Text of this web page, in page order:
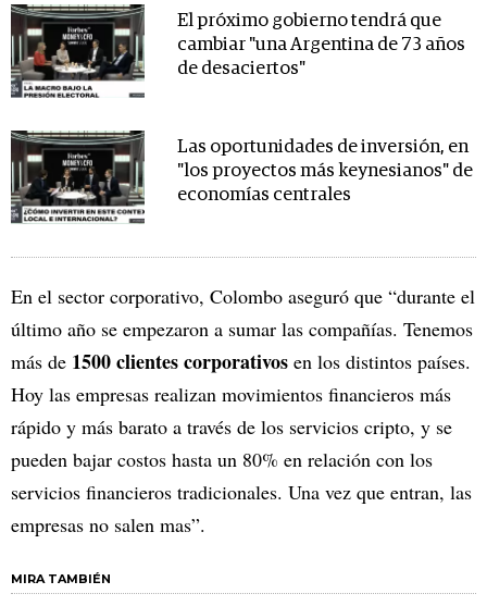
El próximo gobierno tendrá que
cambiar "una Argentina de 73 años
de desaciertos"
Las oportunidades de inversión, en
"los proyectos más keynesianos" de
economías centrales
En el sector corporativo, Colombo aseguró que “durante el
último año se empezaron a sumar las compañías. Tenemos
más de 1500 clientes corporativos en los distintos países.
Hoy las empresas realizan movimientos financieros más
rápido y más barato a través de los servicios cripto, y se
pueden bajar costos hasta un 80% en relación con los
servicios financieros tradicionales. Una vez que entran, las
empresas no salen mas”.
MIRA TAMBIÉN